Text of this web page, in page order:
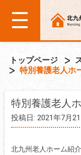
トップページ
特別養護老人ホ
特別養護老人
投稿日: 2021年7月
北九州老人ホーム紹